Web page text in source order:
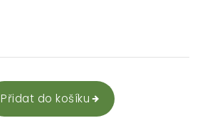
Přidat do košíku